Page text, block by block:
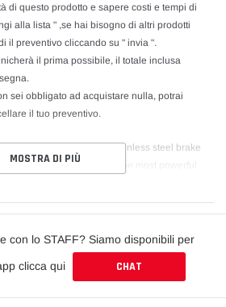
di questo prodotto e sapere costi e tempi di
alla lista " ,se hai bisogno di altri prodotti
il preventivo cliccando su " invia ".
il prima possibile, il totale inclusa
sei obbligato ad acquistare nulla, potrai
il tuo preventivo.
the manufacture of all stainless steel brake
around the world. The most powerful
Brake Lines you can make them even
and to know costs and delivery times click on "
other products complete your list and ask for
MOSTRA DI PIÙ
con lo STAFF? Siamo disponibili per
clicca qui CHAT